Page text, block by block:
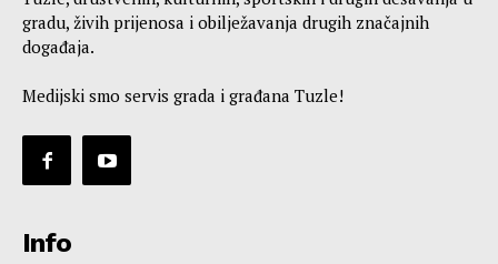
gradu, živih prijenosa i obilježavanja drugih značajnih
događaja.
Medijski smo servis grada i građana Tuzle!
Info